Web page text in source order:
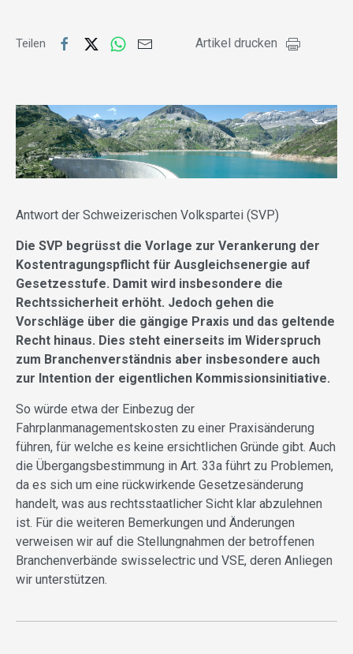
Teilen Artikel drucken
Antwort der Schweizerischen Volkspartei (SVP)
Die SVP begrüsst die Vorlage zur Verankerung der
Kostentragungspflicht für Ausgleichsenergie auf
Gesetzesstufe. Damit wird insbesondere die
Rechtssicherheit erhöht. Jedoch gehen die
Vorschläge über die gängige Praxis und das geltende
Recht hinaus. Dies steht einerseits im Widerspruch
zum Branchenverständnis aber insbesondere auch
zur Intention der eigentlichen Kommissionsinitiative.
So würde etwa der Einbezug der
Fahrplanmanagementskosten zu einer Praxisänderung
führen, für welche es keine ersichtlichen Gründe gibt. Auch
die Übergangsbestimmung in Art. 33a führt zu Problemen,
da es sich um eine rückwirkende Gesetzesänderung
handelt, was aus rechtsstaatlicher Sicht klar abzulehnen
ist. Für die weiteren Bemerkungen und Änderungen
verweisen wir auf die Stellungnahmen der betroffenen
Branchenverbände swisselectric und VSE, deren Anliegen
wir unterstützen.